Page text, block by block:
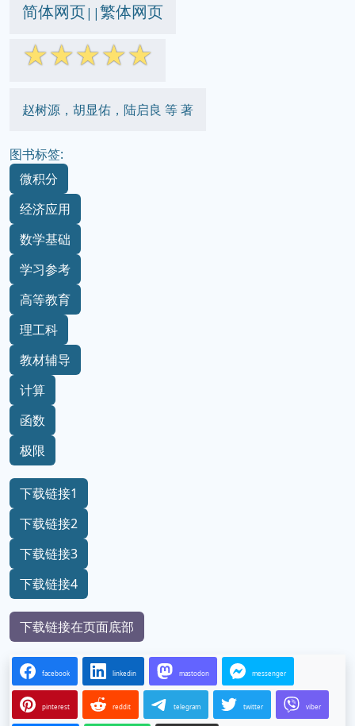
简体网页||繁体网页
☆☆☆☆☆
赵树源，胡显佑，陆启良 等 著
图书标签:
微积分
经济应用
数学基础
学习参考
高等教育
理工科
教材辅导
计算
函数
极限
下载链接1
下载链接2
下载链接3
下载链接4
下载链接在页面底部
facebook linkedin mastodon messenger
pinterest reddit telegram twitter viber